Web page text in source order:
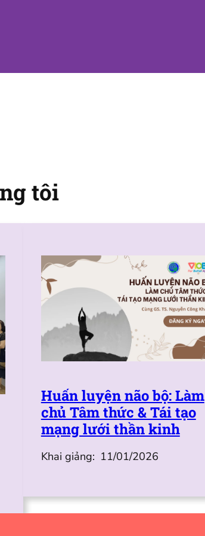
tôi
Huấn luyện não bộ: Làm
chủ Tâm thức & Tái tạo
mạng lưới thần kinh
Khai giảng: 11/01/2026